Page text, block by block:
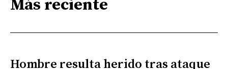
Más reciente
Hombre resulta herido tras ataque